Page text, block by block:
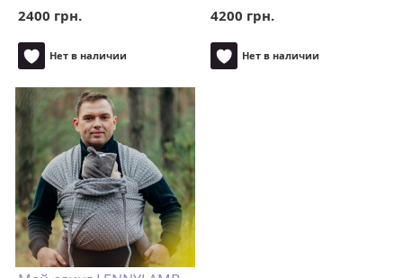
2400 грн.
Нет в наличии
4200 грн.
Нет в наличии